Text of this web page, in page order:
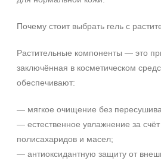
Время применения
Для женщин
Почему стоит выбрать гель с
Растительные компоненты — это
заключённая в косметическом
обеспечивают:
— мягкое очищение без
— естественное увлажнение за
полисахаридов и масел;
— антиоксидантную защиту от